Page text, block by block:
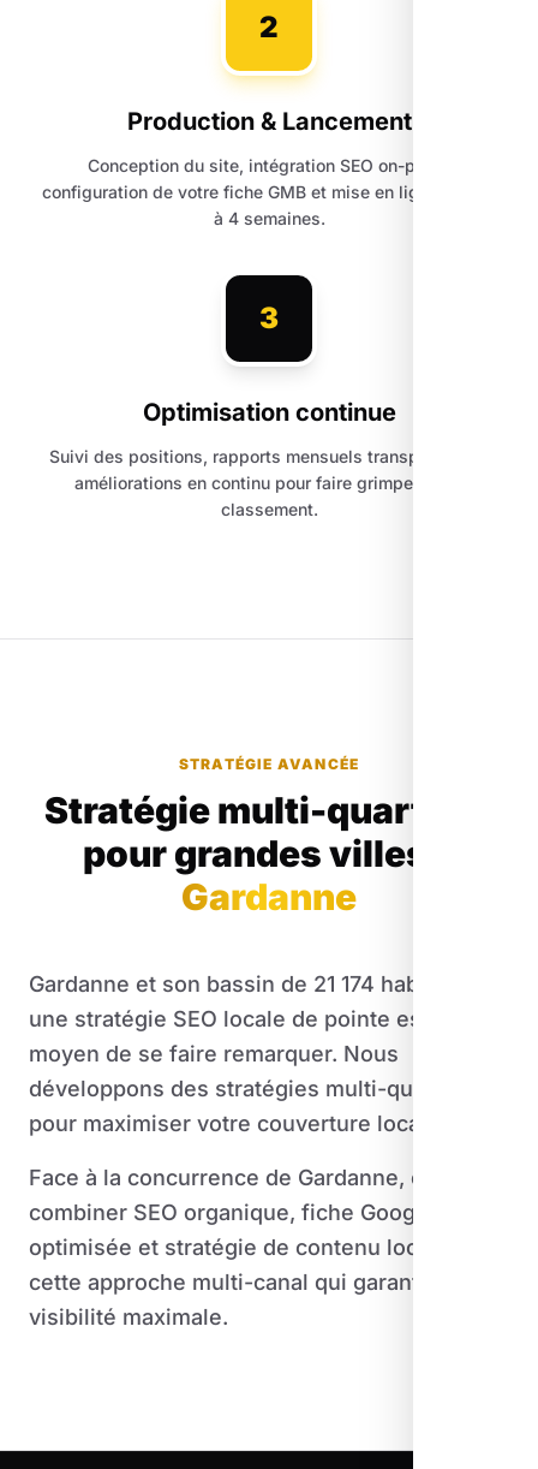
2
Production & Lancement
Conception du site, intégration SEO on-page,
configuration de votre fiche GMB et mise en ligne sous 3
à 4 semaines.
3
Optimisation continue
Suivi des positions, rapports mensuels transparents et
améliorations en continu pour faire grimper votre
classement.
STRATÉGIE AVANCÉE
Stratégie multi-quartiers
pour grandes villes
Gardanne
Gardanne et son bassin de 21 174 habitants
une stratégie SEO locale de pointe est le seul
moyen de se faire remarquer. Nous
développons des stratégies multi-quartiers
pour maximiser votre couverture locale.
Face à la concurrence de Gardanne, c'est de
combiner SEO organique, fiche Google
optimisée et stratégie de contenu local. C'est
cette approche multi-canal qui garantit une
visibilité maximale.